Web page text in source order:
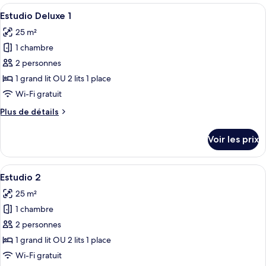
type
de
Suite
Deluxe
Afficher
toutes
les
photos
pour
ce
type
chambre :
Une chambre d’hôtel avec deux lits,
10
Estudio Deluxe 1
25 m²
1 chambre
2 personnes
1 grand lit OU 2 lits 1 place
Wi-Fi gratuit
Plus de détails
Plus
le
type
de
Estudio
Deluxe
Voir les prix
Afficher
toutes
les
photos
pour
ce
type
Une chambre moderne avec deux
12
Estudio 2
25 m²
1 chambre
2 personnes
1 grand lit OU 2 lits 1 place
Wi-Fi gratuit